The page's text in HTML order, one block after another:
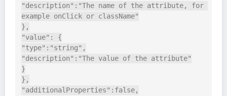
"description":"The name of the attribute, for
example onClick or className"
},
"value": {
"type":"string",
"description":"The value of the attribute"
}
},
"additionalProperties":false,